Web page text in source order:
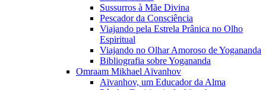
Sussurros à Mãe Divina
Pescador da Consciência
Viajando pela Estrela Prânica no Olho
Espiritual
Viajando no Olhar Amoroso de Yogananda
Bibliografia sobre Yogananda
Omraam Mikhael Aïvanhov
Aïvanhov, um Educador da Alma